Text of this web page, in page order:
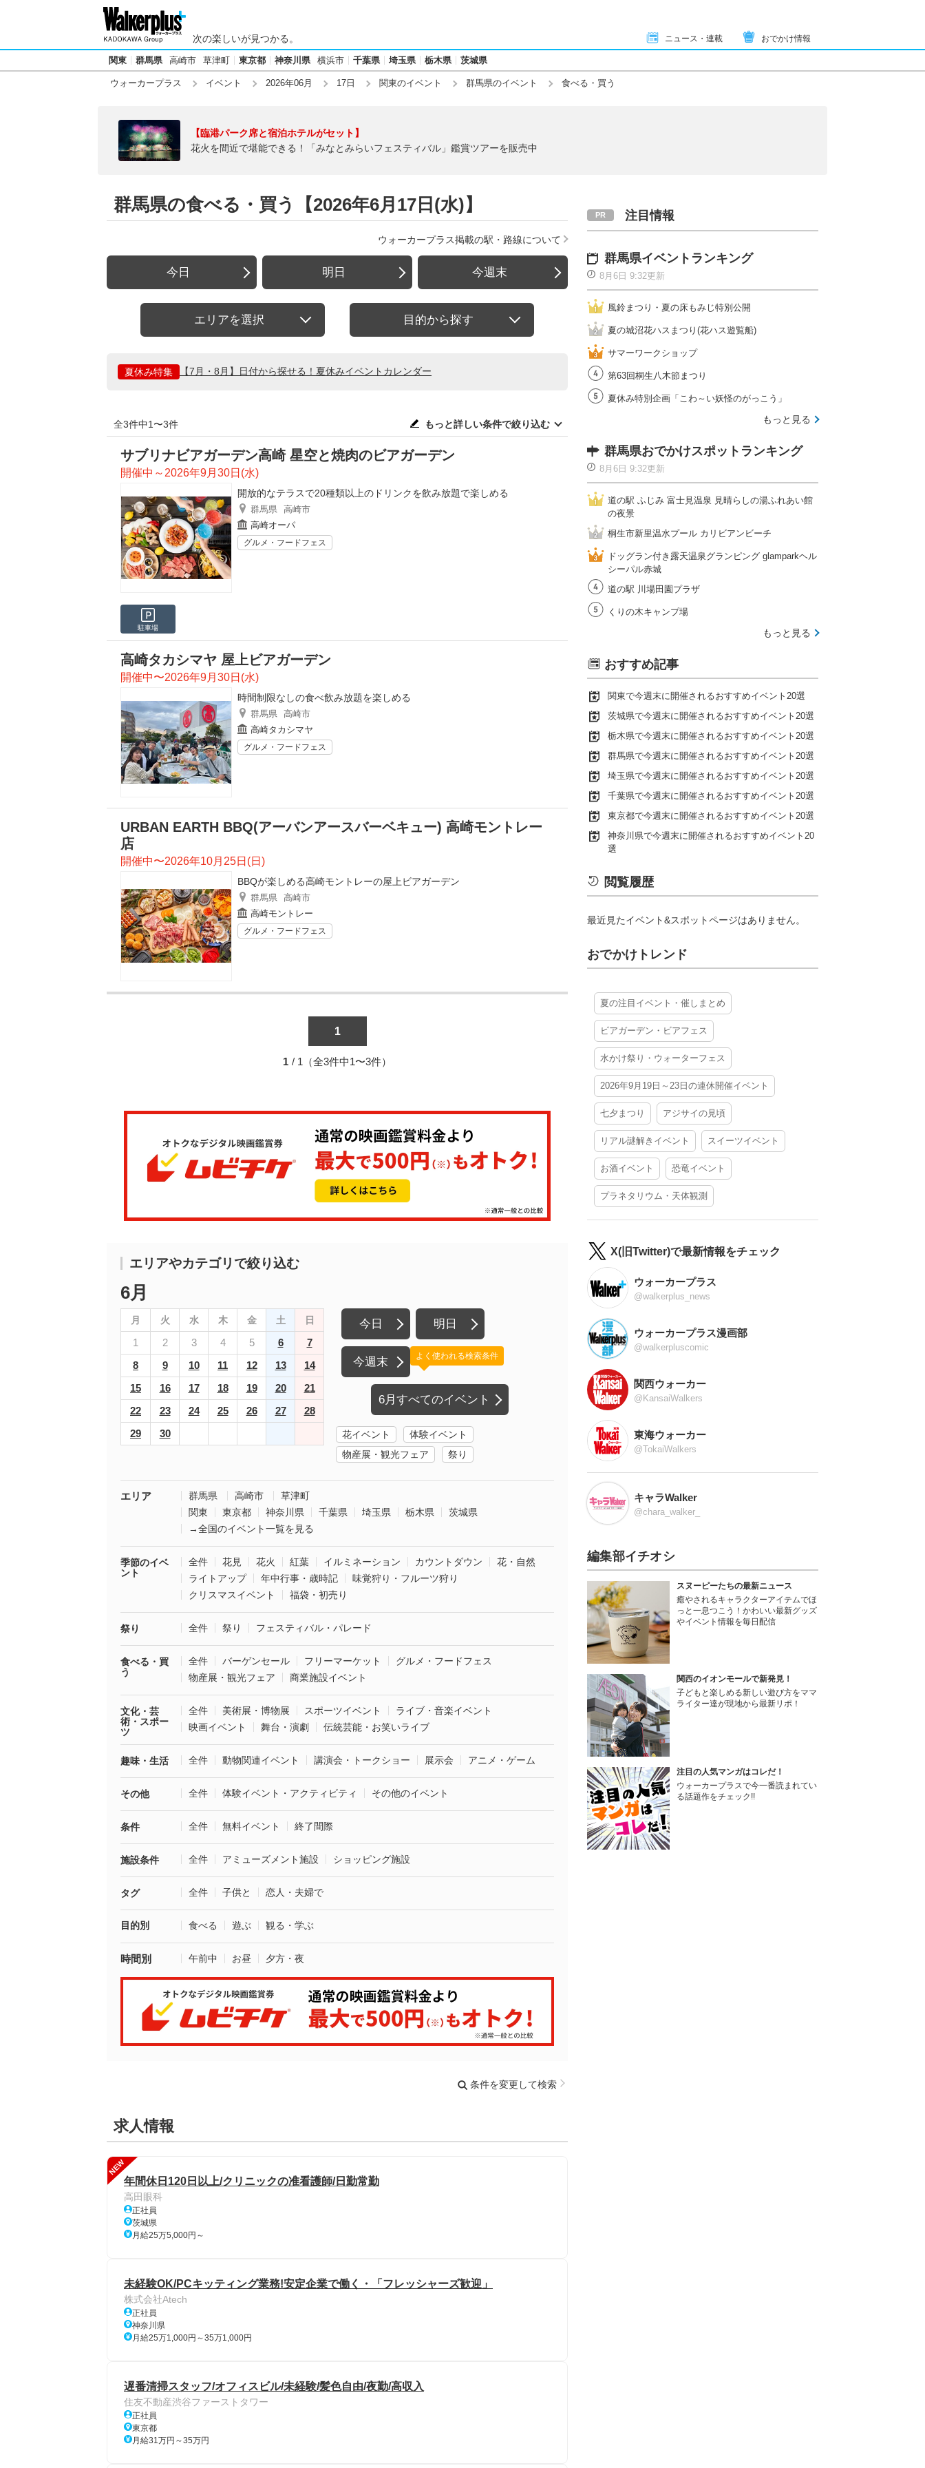
次の楽しいが見つかる。 ニュース・連載 おでかけ情報
関東 群馬県 高崎市 草津町 東京都 神奈川県 横浜市 千葉県 埼玉県 栃木県 茨城県
ウォーカープラス イベント 2026年06月 17日 関東のイベント 群馬県のイベント 食べる・買う
【臨港パーク席と宿泊ホテルがセット】
花火を間近で堪能できる！「みなとみらいフェスティバル」鑑賞ツアーを販売中
群馬県の食べる・買う【2026年6月17日(水)】
ウォーカープラス掲載の駅・路線について
今日 明日 今週末
エリアを選択 目的から探す
夏休み特集 【7月・8月】日付から探せる！夏休みイベントカレンダー
全3件中1〜3件 もっと詳しい条件で絞り込む
サブリナビアガーデン高崎 星空と焼肉のビアガーデン
開催中～2026年9月30日(水)
開放的なテラスで20種類以上のドリンクを飲み放題で楽しめる
群馬県 高崎市
高崎オーパ
グルメ・フードフェス
駐車場
高崎タカシマヤ 屋上ビアガーデン
開催中〜2026年9月30日(水)
時間制限なしの食べ飲み放題を楽しめる
群馬県 高崎市
高崎タカシマヤ
グルメ・フードフェス
URBAN EARTH BBQ(アーバンアースバーベキュー) 高崎モントレー
店
開催中〜2026年10月25日(日)
BBQが楽しめる高崎モントレーの屋上ビアガーデン
群馬県 高崎市
高崎モントレー
グルメ・フードフェス
1
1 / 1（全3件中1〜3件）
エリアやカテゴリで絞り込む
6月
月 火 水 木 金 土 日
1 2 3 4 5 6
7
8
9 10 11 12 13
14
15
16 17 18 19 20
21
22
23 24 25 26 27
28
29
30
今日 明日
今週末
6月すべてのイベント
よく使われる検索条件
花イベント
体験イベント
物産展・観光フェア
祭り
エリア 群馬県 高崎市
草津町
関東
東京都 神奈川県 千葉県 埼玉県 栃木県
茨城県
→全国のイベント一覧を見る
季節のイベ
ント
全件 花見 花火 紅葉 イルミネーション カウントダウン
花・自然
ライトアップ
年中行事・歳時記
味覚狩り・フルーツ狩り
クリスマスイベント
福袋・初売り
祭り 全件 祭り フェスティバル・パレード
食べる・買
う
全件 バーゲンセール フリーマーケット
グルメ・フードフェス
物産展・観光フェア
商業施設イベント
文化・芸
術・スポー
ツ
全件 美術展・博物展 スポーツイベント
ライブ・音楽イベント
映画イベント
舞台・演劇 伝統芸能・お笑いライブ
趣味・生活 全件 動物関連イベント 講演会・トークショー 展示会 アニメ・ゲーム
その他 全件 体験イベント・アクティビティ その他のイベント
条件 全件 無料イベント 終了間際
施設条件 全件 アミューズメント施設 ショッピング施設
タグ 全件 子供と 恋人・夫婦で
目的別 食べる 遊ぶ 観る・学ぶ
時間別 午前中 お昼 夕方・夜
条件を変更して検索
求人情報
NEW
年間休日120日以上/クリニックの准看護師/日勤常勤
高田眼科
正社員
茨城県
月給25万5,000円～
未経験OK/PCキッティング業務!安定企業で働く・「フレッシャーズ歓迎」
株式会社Atech
正社員
神奈川県
月給25万1,000円～35万1,000円
遅番清掃スタッフ/オフィスビル/未経験/髪色自由/夜勤/高収入
住友不動産渋谷ファーストタワー
正社員
東京都
月給31万円～35万円
注目情報
群馬県イベントランキング
8月6日 9:32更新
風鈴まつり・夏の床もみじ特別公開
夏の城沼花ハスまつり(花ハス遊覧船)
サマーワークショップ
第63回桐生八木節まつり
夏休み特別企画「こわ～い妖怪のがっこう」
もっと見る
群馬県おでかけスポットランキング
8月6日 9:32更新
道の駅 ふじみ 富士見温泉 見晴らしの湯ふれあい館
の夜景
桐生市新里温水プール カリビアンビーチ
ドッグラン付き露天温泉グランピング glamparkヘル
シーパル赤城
道の駅 川場田園プラザ
くりの木キャンプ場
もっと見る
おすすめ記事
関東で今週末に開催されるおすすめイベント20選
茨城県で今週末に開催されるおすすめイベント20選
栃木県で今週末に開催されるおすすめイベント20選
群馬県で今週末に開催されるおすすめイベント20選
埼玉県で今週末に開催されるおすすめイベント20選
千葉県で今週末に開催されるおすすめイベント20選
東京都で今週末に開催されるおすすめイベント20選
神奈川県で今週末に開催されるおすすめイベント20
選
閲覧履歴
最近見たイベント&スポットページはありません。
おでかけトレンド
夏の注目イベント・催しまとめ
ビアガーデン・ビアフェス
水かけ祭り・ウォーターフェス
2026年9月19日～23日の連休開催イベント
七夕まつり アジサイの見頃
リアル謎解きイベント スイーツイベント
お酒イベント 恐竜イベント
プラネタリウム・天体観測
X(旧Twitter)で最新情報をチェック
ウォーカープラス
@walkerplus_news
ウォーカープラス漫画部
@walkerpluscomic
関西ウォーカー
@KansaiWalkers
東海ウォーカー
@TokaiWalkers
キャラWalker
@chara_walker_
編集部イチオシ
スヌーピーたちの最新ニュース
癒やされるキャラクターアイテムでほ
っと一息つこう！かわいい最新グッズ
やイベント情報を毎日配信
関西のイオンモールで新発見！
子どもと楽しめる新しい遊び方をママ
ライター達が現地から最新リポ！
注目の人気マンガはコレだ！
ウォーカープラスで今一番読まれてい
る話題作をチェック!!